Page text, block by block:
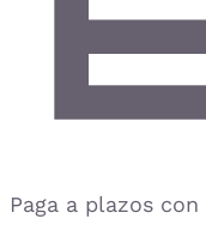
Paga a plazos con